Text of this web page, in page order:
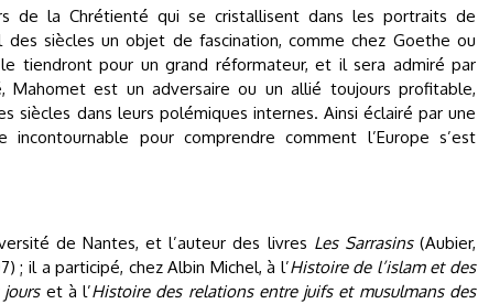
de la Chrétienté qui se cristallisent dans les portraits de
siècles un objet de fascination, comme chez Goethe ou
tiendront pour un grand réformateur, et il sera admiré par
est un adversaire ou un allié toujours profitable,
siècles dans leurs polémiques internes. Ainsi éclairé par une
pour comprendre comment l’Europe s’est
de Nantes, et l’auteur des livres Les Sarrasins(Aubier,
; il a participé, chez Albin Michel, à l’Histoire de l’islam et des
et à l’Histoire des relations entre juifs et musulmans des